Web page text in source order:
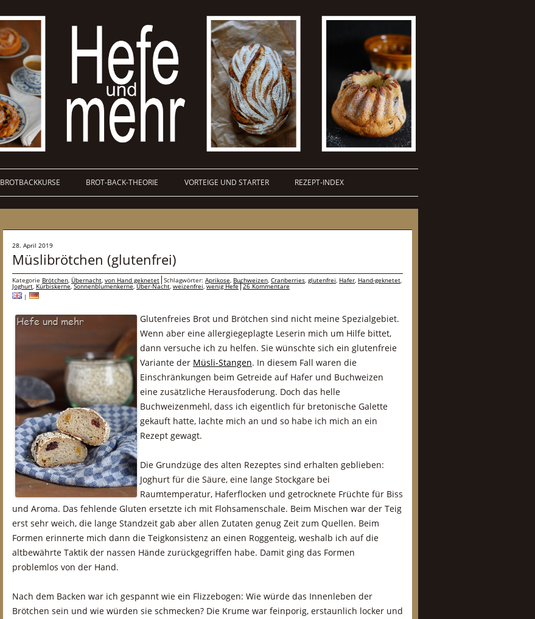
BROTBACKKURSE BROT-BACK-THEORIE VORTEIGE UND STARTER REZEPT-INDEX
28. April 2019
Müslibrötchen (glutenfrei)
Kategorie Brötchen, Übernacht, von Hand geknetet Schlagwörter: Aprikose, Buchweizen, Cranberries, glutenfrei, Hafer, Hand-geknetet,
Joghurt, Kürbiskerne,Sonnenblumenkerne,Über-Nacht, weizenfrei,wenig Hefe 26 Kommentare
|
Glutenfreies Brot und Brötchen sind nicht meine Spezialgebiet.
Wenn aber eine allergiegeplagte Leserin mich um Hilfe bittet,
dann versuche ich zu helfen. Sie wünschte sich ein glutenfreie
Variante der Müsli-Stangen. In diesem Fall waren die
Einschränkungen beim Getreide auf Hafer und Buchweizen
eine zusätzliche Herausfoderung. Doch das helle
Buchweizenmehl, dass ich eigentlich für bretonische Galette
gekauft hatte, lachte mich an und so habe ich mich an ein
Rezept gewagt.
Die Grundzüge des alten Rezeptes sind erhalten geblieben:
Joghurt für die Säure, eine lange Stockgare bei
Raumtemperatur, Haferflocken und getrocknete Früchte für Biss
und Aroma. Das fehlende Gluten ersetzte ich mit Flohsamenschale. Beim Mischen war der Teig
erst sehr weich, die lange Standzeit gab aber allen Zutaten genug Zeit zum Quellen. Beim
Formen erinnerte mich dann die Teigkonsistenz an einen Roggenteig, weshalb ich auf die
altbewährte Taktik der nassen Hände zurückgegriffen habe. Damit ging das Formen
problemlos von der Hand.
Nach dem Backen war ich gespannt wie ein Flizzebogen: Wie würde das Innenleben der
Brötchen sein und wie würden sie schmecken? Die Krume war feinporig, erstaunlich locker und